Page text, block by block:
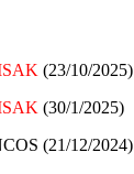
(23/10/2025)
(30/1/2025)
(21/12/2024)